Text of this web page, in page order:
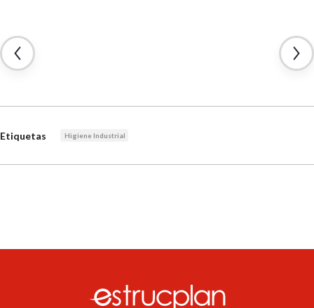
Etiquetas Higiene Industrial